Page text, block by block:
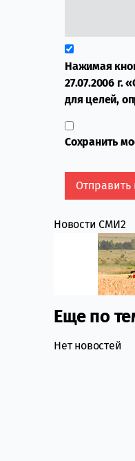
Нажимая
27.07.2006 г.
для целей,
Сохранить
Новости СМИ2
Еще по
Нет новостей